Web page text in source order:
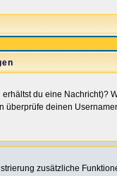
du eine Nachricht)?
deinen
zusätzliche